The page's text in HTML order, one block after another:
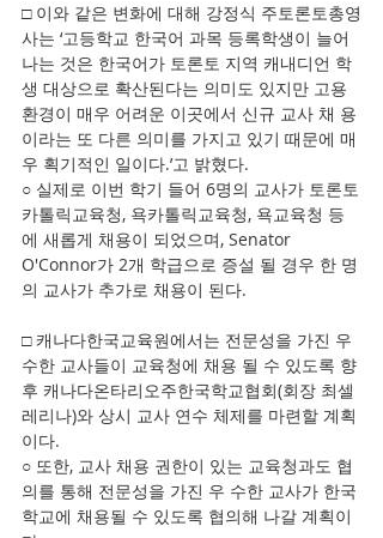
□ 이와 같은 변화에 대해 강정식 주토론토총영
사는 ‘고등학교 한국어 과목 등록학생이 늘어
나는 것은 한국어가 토론토 지역 캐내디언 학
생 대상으로 확산된다는 의미도 있지만 고용
환경이 매우 어려운 이곳에서 신규 교사 채 용
이라는 또 다른 의미를 가지고 있기 때문에 매
우 획기적인 일이다.’고 밝혔다.
○ 실제로 이번 학기 들어 6명의 교사가 토론토
카톨릭교육청, 욕카톨릭교육청, 욕교육청 등
에 새롭게 채용이 되었으며, Senator
O'Connor가 2개 학급으로 증설 될 경우 한 명
의 교사가 추가로 채용이 된다.
□ 캐나다한국교육원에서는 전문성을 가진 우
수한 교사들이 교육청에 채용 될 수 있도록 향
후 캐나다온타리오주한국학교협회(회장 최셀
레리나)와 상시 교사 연수 체제를 마련할 계획
이다.
○ 또한, 교사 채용 권한이 있는 교육청과도 협
의를 통해 전문성을 가진 우 수한 교사가 한국
학교에 채용될 수 있도록 협의해 나갈 계획이